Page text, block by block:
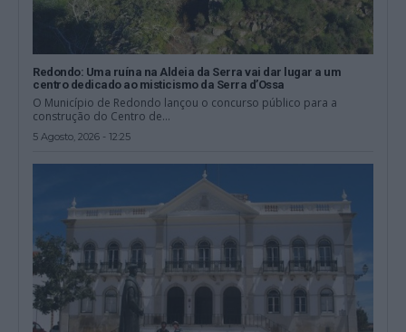
Redondo: Uma ruína na Aldeia da Serra vai dar lugar a um
centro dedicado ao misticismo da Serra d’Ossa
O Município de Redondo lançou o concurso público para a
construção do Centro de...
5 Agosto, 2026 - 12:25